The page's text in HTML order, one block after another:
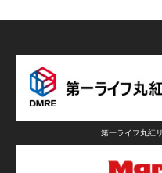
第一ライフ丸紅